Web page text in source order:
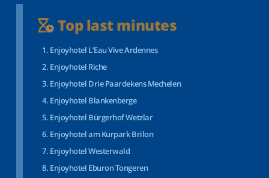
Top last minutes
Enjoyhotel L’Eau Vive Ardennes
Enjoyhotel Riche
Enjoyhotel Drie Paardekens Mechelen
Enjoyhotel Blankenberge
Enjoyhotel Bürgerhof Wetzlar
Enjoyhotel am Kurpark Brilon
Enjoyhotel Westerwald
Enjoyhotel Eburon Tongeren